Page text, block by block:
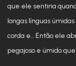
que ele sentiria
longas línguas
corda e… Então ele
pegajoso e úmido